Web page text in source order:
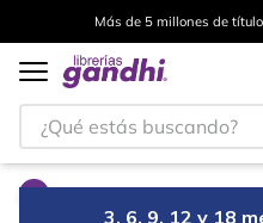
Más de 5 millones de
¿Qué estás buscando?
3, 6, 9, 12 y 18